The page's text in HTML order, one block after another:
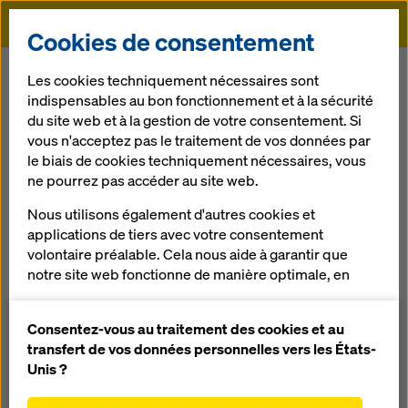
Doka
Habitations Han Bit
Suisse
Le lotissement pavillonnaire « Han Bit » à Herrliberg,
Cookies de consentement
Les cookies techniquement nécessaires sont
indispensables au bon fonctionnement et à la sécurité
du site web et à la gestion de votre consentement. Si
vous n'acceptez pas le traitement de vos données par
le biais de cookies techniquement nécessaires, vous
ne pourrez pas accéder au site web.
Nous utilisons également d'autres cookies et
applications de tiers avec votre consentement
volontaire préalable. Cela nous aide à garantir que
notre site web fonctionne de manière optimale, en
améliorer en permanence la fonctionnalité de
notre site web (cookies fonctionnels et
statistiques),
Consentez-vous au traitement des cookies et au
transfert de vos données personnelles vers les États-
Unis ?